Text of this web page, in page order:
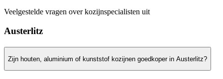
Veelgestelde vragen over kozijnspecialisten uit
Austerlitz
Zijn houten, aluminium of kunststof kozijnen goedkoper in Austerlitz?